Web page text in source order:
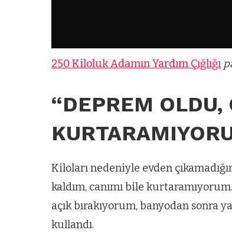
250 Kiloluk Adamın Yardım Çığlığı
“DEPREM
Kiloları nedeniyle evden
kaldım, canımı bile
açık bırakıyorum, banyodan sonra
kullandı.
ve
yılında